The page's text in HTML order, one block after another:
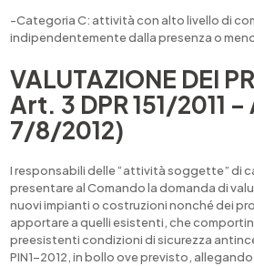
-Categoria C: attività con alto livello di
indipendentemente dalla presenza o
VALUTAZIONE DEI
Art. 3 DPR 151/2011
7/8/2012)
I responsabili delle “attività soggette” di
presentare al Comando la domanda di
nuovi impianti o costruzioni nonché dei
apportare a quelli esistenti, che
preesistenti condizioni di sicurezza
PIN1-2012, in bollo ove previsto,